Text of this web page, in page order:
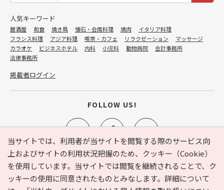
当サイトでは、利用者が当サイトを閲覧する際のサービス向
上およびサイトの利用状況把握のため、クッキー（Cookie）
を使用しています。当サイトでは閲覧を継続されることで、ク
ッキーの使用に同意されたものとみなします。詳細について
e-NAVITA（イーナビタ）とは？ お気に入り
ヘルプ
利用規約
個人情報の取り扱いについて 運営会社
人気キーワード
居酒屋 和食 焼き鳥 懐石・会席料理 焼肉
イタリア料理
フランス料理
アジア料理 喫茶・カフェ リラクゼーション
マッサージ
カラオケ
ビジネスホテル 内科 小児科 動物病院
会計事務所
法律事務所
掲載者ログイン
FOLLOW US!